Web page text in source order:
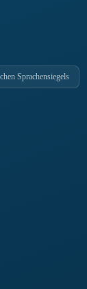
Sprachensiegels